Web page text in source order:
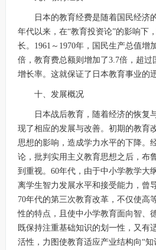
日本的教育经费是随着国民经济
年代以来，在“教育投资论”的影响下
长。1961～1970年，国民生产总值增
倍，教育费总额则增加了3.7倍，超过
增长率。这就保证了日本教育事业的
十、发展概况
日本战后教育，随着经济的恢复
现了相应的发展与改善。初期的教育
思想的影响，造成学力水平的下降。
论，批判实用主义教育思想之后，布
到重视。60年代，由于中小学教学大
离学生智力发展水平和接受能力，曾
70年代的第三次教育改革，不仅使高
性的特点，且使中小学教育面向智、
既保持注重基础知识的划一性，又有
活性，力图使教育适应产业结构向“